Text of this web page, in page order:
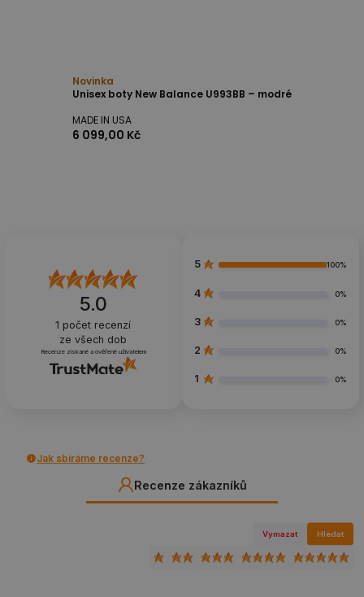
Novinka
Unisex boty New Balance U993BB – modré
MADE IN USA
6 099,00 Kč
5.0
1 počet recenzí
ze všech dob
Recenze získané a ověřené uživatelem
5 100%
4 0%
3 0%
2 0%
1 0%
Jak sbíráme recenze?
Recenze zákazníků
Vymazat Hledat